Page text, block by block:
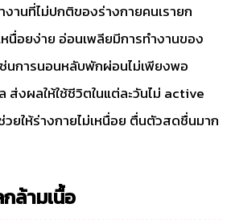
านที่ไม่ปกติของร่างกายคนเรายก
นื่อยง่าย อ่อนเพลียมีการทำงานของ
นการนอนหลับพักผ่อนไม่เพียงพอ
ส่งผลให้ใช้ชีวิตในแต่ละวันไม่ active
ยให้ร่างกายไม่เหนื่อย ตื่นตัวสดชื่นมาก
ล้ามเนื้อ